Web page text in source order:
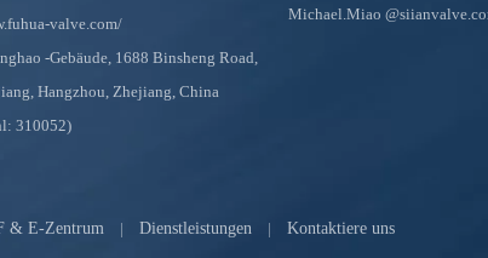
valve.com/
-Gebäude, 1688 Binsheng Road,
Hangzhou, Zhejiang, China
310052)
Michael.Miao
& E-Zentrum | Dienstleistungen | Kontaktiere uns